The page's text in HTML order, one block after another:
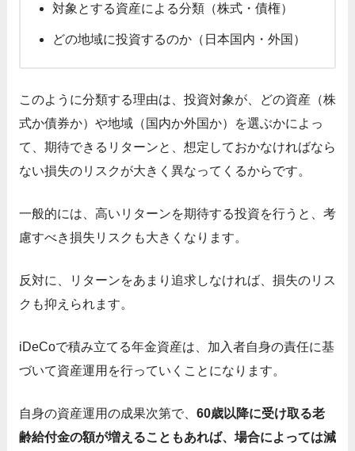
対象とする資産による分類（株式・債権）
どの地域に投資するのか（日本国内・外国）
このように分類する理由は、投資対象が、どの資産（株
式か債券か）や地域（国内か外国か）を選ぶかによっ
て、期待できるリターンと、想定しておかなければなら
ない損失のリスクが大きく異なってくるからです。
一般的には、高いリターンを期待する投資を行うと、考
慮すべき損失リスクも大きくなります。
反対に、リターンをあまり追求しなければ、損失のリス
クも抑えられます。
iDeCoで積み立てる年金資産は、加入者自身の責任に基
づいて資産運用を行っていくことになります。
自身の資産運用の成果次第で、 60歳以降に受け取る老
齢給付金の額が増えることもあれば、場合によっては減